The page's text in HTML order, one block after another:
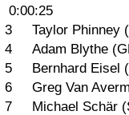
0:00:25
3 Taylor Phinney
4 Adam Blythe
5 Bernhard Eisel
6 Greg Van
7 Michael Schär